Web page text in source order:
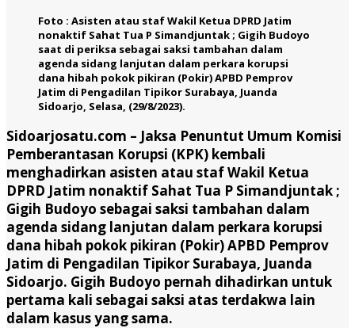
Foto : Asisten atau staf Wakil Ketua DPRD Jatim
nonaktif Sahat Tua P Simandjuntak ; Gigih Budoyo
saat di periksa sebagai saksi tambahan dalam
agenda sidang lanjutan dalam perkara korupsi
dana hibah pokok pikiran (Pokir) APBD Pemprov
Jatim di Pengadilan Tipikor Surabaya, Juanda
Sidoarjo, Selasa, (29/8/2023).
Sidoarjosatu.com – Jaksa Penuntut Umum Komisi
Pemberantasan Korupsi (KPK) kembali
menghadirkan asisten atau staf Wakil Ketua
DPRD Jatim nonaktif Sahat Tua P Simandjuntak ;
Gigih Budoyo sebagai saksi tambahan dalam
agenda sidang lanjutan dalam perkara korupsi
dana hibah pokok pikiran (Pokir) APBD Pemprov
Jatim di Pengadilan Tipikor Surabaya, Juanda
Sidoarjo. Gigih Budoyo pernah dihadirkan untuk
pertama kali sebagai saksi atas terdakwa lain
dalam kasus yang sama.